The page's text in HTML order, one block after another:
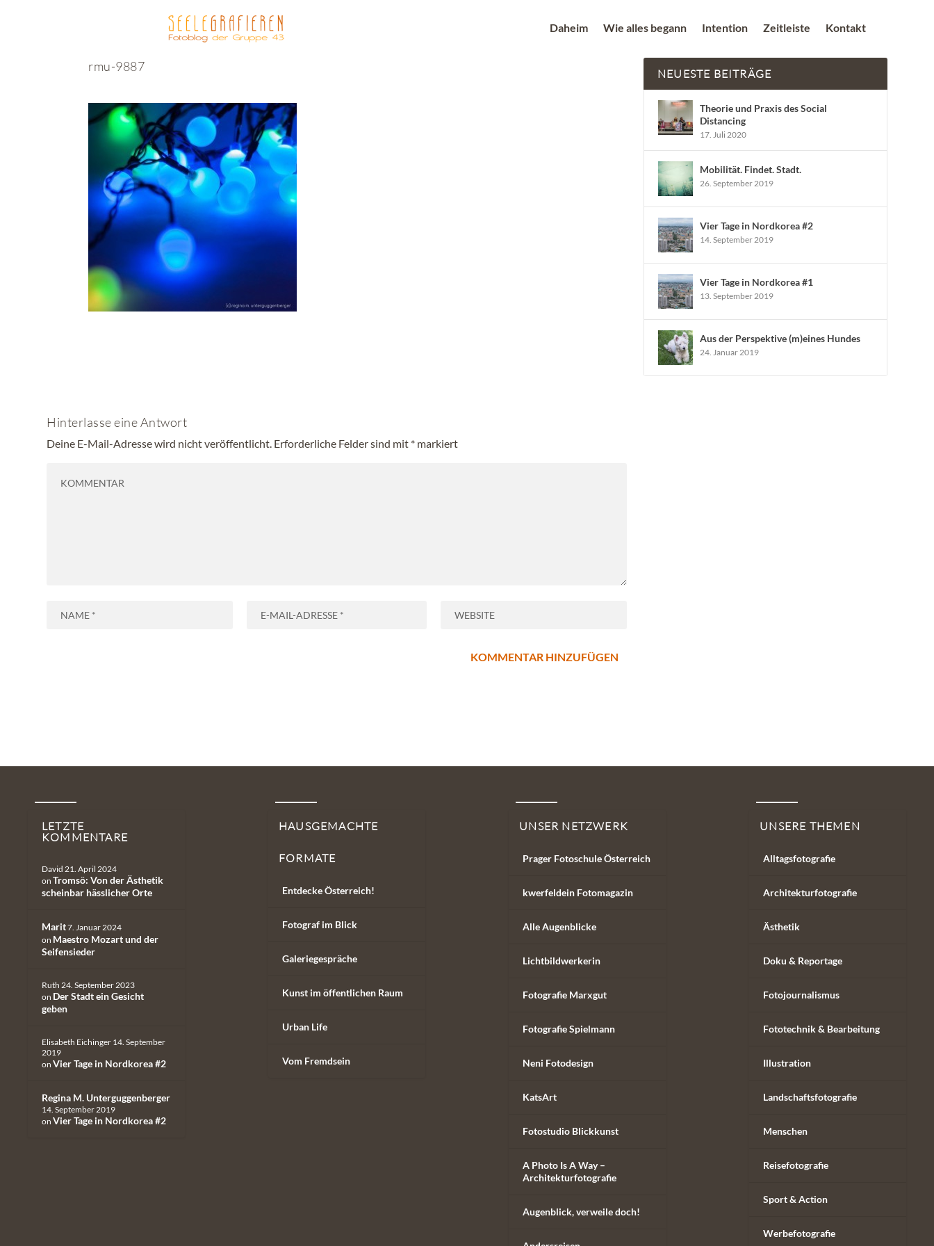
Daheim Wie alles begann Intention Zeitleiste Kontakt
rmu-9887
Hinterlasse eine Antwort
Deine E-Mail-Adresse wird nicht veröffentlicht. Erforderliche Felder sind mit * markiert
NEUESTE BEITRÄGE
Theorie und Praxis des Social
Distancing
17. Juli 2020
Mobilität. Findet. Stadt.
26. September 2019
Vier Tage in Nordkorea #2
14. September 2019
Vier Tage in Nordkorea #1
13. September 2019
Aus der Perspektive (m)eines Hundes
24. Januar 2019
LETZTE
KOMMENTARE
David 21. April 2024
on Tromsö: Von der Ästhetik
scheinbar hässlicher Orte
Marit7. Januar 2024
on Maestro Mozart und der
Seifensieder
Ruth 24. September 2023
on Der Stadt ein Gesicht
geben
Elisabeth Eichinger 14. September
2019
on Vier Tage in Nordkorea #2
Regina M. Unterguggenberger
14. September 2019
on Vier Tage in Nordkorea #2
HAUSGEMACHTE
FORMATE
Entdecke Österreich!
Fotograf im Blick
Galeriegespräche
Kunst im öffentlichen Raum
Urban Life
Vom Fremdsein
UNSER NETZWERK
Prager Fotoschule Österreich
kwerfeldein Fotomagazin
Alle Augenblicke
Lichtbildwerkerin
Fotografie Marxgut
Fotografie Spielmann
Neni Fotodesign
KatsArt
Fotostudio Blickkunst
A Photo Is A Way –
Architekturfotografie
Augenblick, verweile doch!
UNSERE THEMEN
Alltagsfotografie
Architekturfotografie
Ästhetik
Doku & Reportage
Fotojournalismus
Fototechnik & Bearbeitung
Illustration
Landschaftsfotografie
Menschen
Reisefotografie
Sport & Action
Werbefotografie